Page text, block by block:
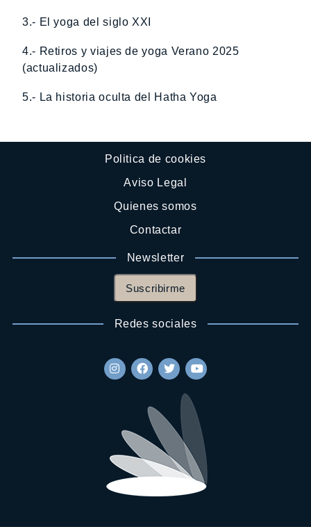
3.- El yoga del siglo XXI
4.- Retiros y viajes de yoga Verano 2025
(actualizados)
5.- La historia oculta del Hatha Yoga
Politica de cookies
Aviso Legal
Quienes somos
Contactar
Newsletter
Suscribirme
Redes sociales